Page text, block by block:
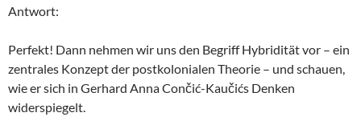
Antwort:
Perfekt! Dann nehmen wir uns den Begriff Hybridität vor – ein
zentrales Konzept der postkolonialen Theorie – und schauen,
wie er sich in Gerhard Anna Cončić-Kaučićs Denken
widerspiegelt.